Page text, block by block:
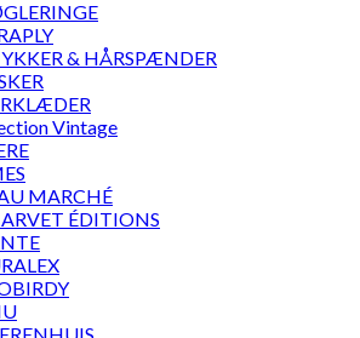
& HÅRSPÆNDER
Vintage
MARCHÉ
ÉDITIONS